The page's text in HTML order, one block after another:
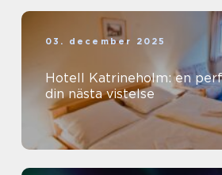
03. december 2025
Hotell Katrineholm: en
din nästa vistelse